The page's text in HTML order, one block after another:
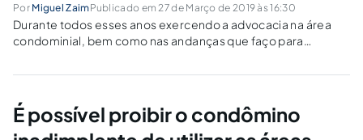
Por Miguel ZaimPublicado em 27 de Março de 2019 às 16:30
Durante todos esses anos exercendo a advocacia na área
condominial, bem como nas andanças que faço para
interessantes acerca do condômino inadimplente. Essas
É possível proibir o condômino